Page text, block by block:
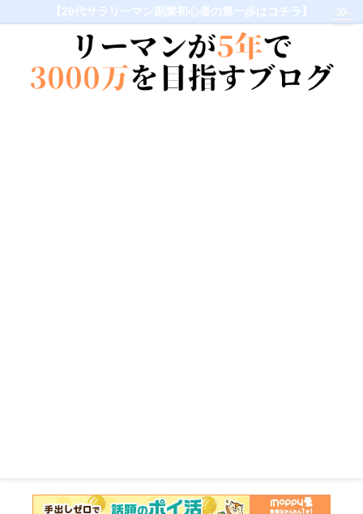
【20代サラリーマン副業初心者の第一歩はコチラ】